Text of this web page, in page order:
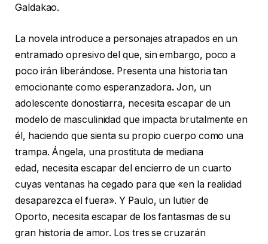
Galdakao.
La novela introduce a personajes atrapados en un
entramado opresivo del que, sin embargo, poco a
poco irán liberándose. Presenta una historia tan
emocionante como esperanzadora. Jon, un
adolescente donostiarra, necesita escapar de un
modelo de masculinidad que impacta brutalmente en
él, haciendo que sienta su propio cuerpo como una
trampa. Ángela, una prostituta de mediana
edad, necesita escapar del encierro de un cuarto
cuyas ventanas ha cegado para que «en la realidad
desaparezca el fuera». Y Paulo, un lutier de
Oporto, necesita escapar de los fantasmas de su
gran historia de amor. Los tres se cruzarán